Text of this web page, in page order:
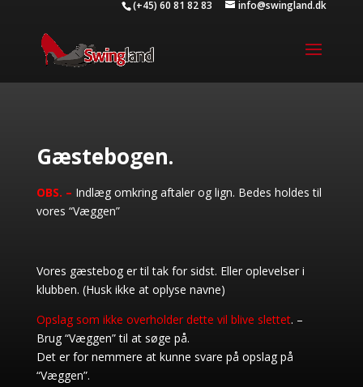
(+45) 60 81 82 83 info@swingland.dk
Gæstebogen.
OBS. – Indlæg omkring aftaler og lign. Bedes holdes til
vores “Væggen”
Vores gæstebog er til tak for sidst. Eller oplevelser i
klubben. (Husk ikke at oplyse navne)
Opslag som ikke overholder dette vil blive slettet. –
Brug “Væggen” til at søge på.
Det er for nemmere at kunne svare på opslag på
“Væggen”.